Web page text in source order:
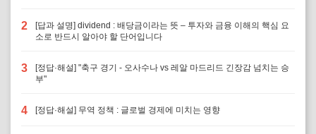
2
[답과 설명] dividend : 배당금이라는 뜻 – 투자와 금융 이해의 핵심 요
소로 반드시 알아야 할 단어입니다
3
[정답·해설] "축구 경기 - 오사수나 vs 레알 마드리드 긴장감 넘치는 승
부"
4 [정답·해설] 무역 정책 : 글로벌 경제에 미치는 영향